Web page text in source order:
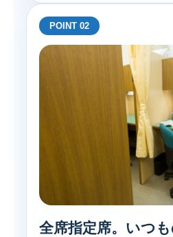
POINT 02
全席指定席。いつ